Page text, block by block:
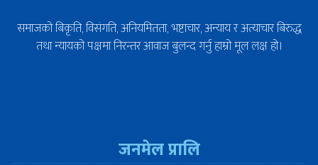
समाजको बिकृति, विसंगति, अनियमितता, भष्टाचार, अन्याय र अत्याचार बिरुद्ध
तथा न्यायको पक्षमा निरन्तर आवाज बुलन्द गर्नु हाम्रो मूल लक्ष हो।
जनमेल प्रालि